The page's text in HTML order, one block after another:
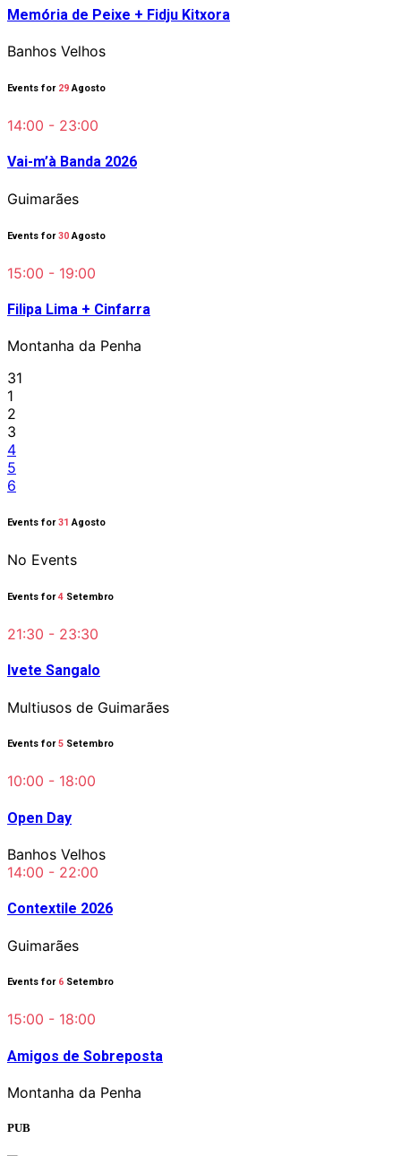
Memória de Peixe + Fidju Kitxora
Banhos Velhos
Events for 29Agosto
14:00 - 23:00
Vai-m’à Banda 2026
Guimarães
Events for30 Agosto
15:00 - 19:00
Filipa Lima + Cinfarra
Montanha da Penha
31
1
2
3
4
5
6
Events for31 Agosto
No Events
Events for4 Setembro
21:30 - 23:30
Ivete Sangalo
Multiusos de Guimarães
Events for5 Setembro
10:00 - 18:00
Open Day
Banhos Velhos
14:00 - 22:00
Contextile 2026
Guimarães
Events for 6 Setembro
15:00 - 18:00
Amigos de Sobreposta
Montanha da Penha
PUB